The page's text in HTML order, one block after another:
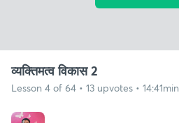
व्यक्तिमत्व विकास 2
Lesson 4 of 64 • 13 upvotes •